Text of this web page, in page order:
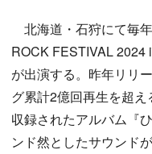
北海道・石狩にて毎
ROCK FESTIVAL 2024
が出演する。昨年リリ
グ累計2億回再生を超
収録されたアルバム『
ンド然としたサウンド